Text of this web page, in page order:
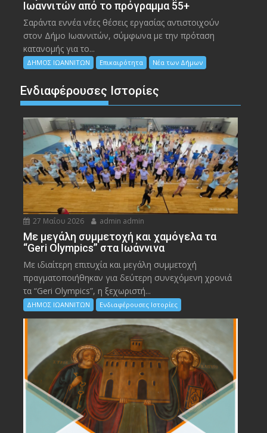
Ιωαννιτών από το πρόγραμμα 55+
Σαράντα εννέα νέες θέσεις εργασίας αντιστοιχούν
στον Δήμο Ιωαννιτών, σύμφωνα με την πρόταση
κατανομής για το...
ΔΗΜΟΣ ΙΩΑΝΝΙΤΩΝ Επικαιρότητα Νέα των Δήμων
Ενδιαφέρουσες Ιστορίες
27 Μαΐου 2026 admin admin
Με μεγάλη συμμετοχή και χαμόγελα τα
“Geri Olympics” στα Ιωάννινα
Με ιδιαίτερη επιτυχία και μεγάλη συμμετοχή
πραγματοποιήθηκαν για δεύτερη συνεχόμενη χρονιά
τα “Geri Olympics”, η ξεχωριστή...
ΔΗΜΟΣ ΙΩΑΝΝΙΤΩΝ Ενδιαφέρουσες Ιστορίες